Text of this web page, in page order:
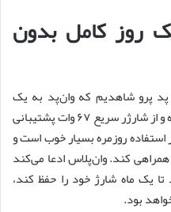
روز کامل بدون
پرو شاهدیم که وان‌پد به یک
باتری ۹۵۱۰ میلی‌آمپر ساعتی مجهز شده و از شارژر سریع ۶۷ وات پشتیبانی
روزمره بسیار خوب است و
کند. وان‌پلاس ادعا می‌کند
یک ماه شارژ خود را حفظ کند،
بود.